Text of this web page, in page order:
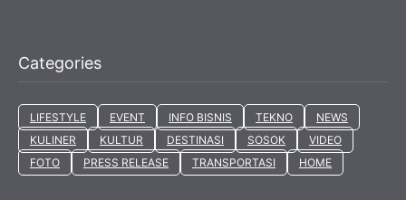
Categories
LIFESTYLE EVENT INFO BISNIS TEKNO
NEWS
KULINER
KULTUR DESTINASI SOSOK
VIDEO
FOTO
PRESS RELEASE TRANSPORTASI HOME